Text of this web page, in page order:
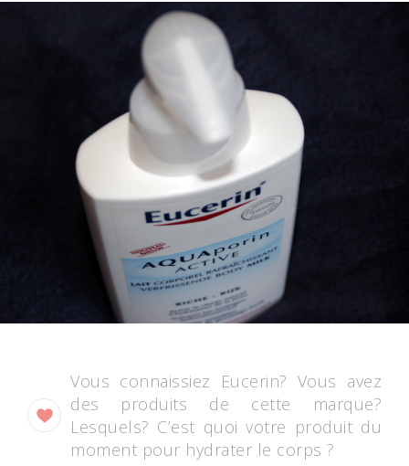
Vous connaissiez Eucerin? Vous avez
des produits de cette marque?
Lesquels? C’est quoi votre produit du
moment pour hydrater le corps ?